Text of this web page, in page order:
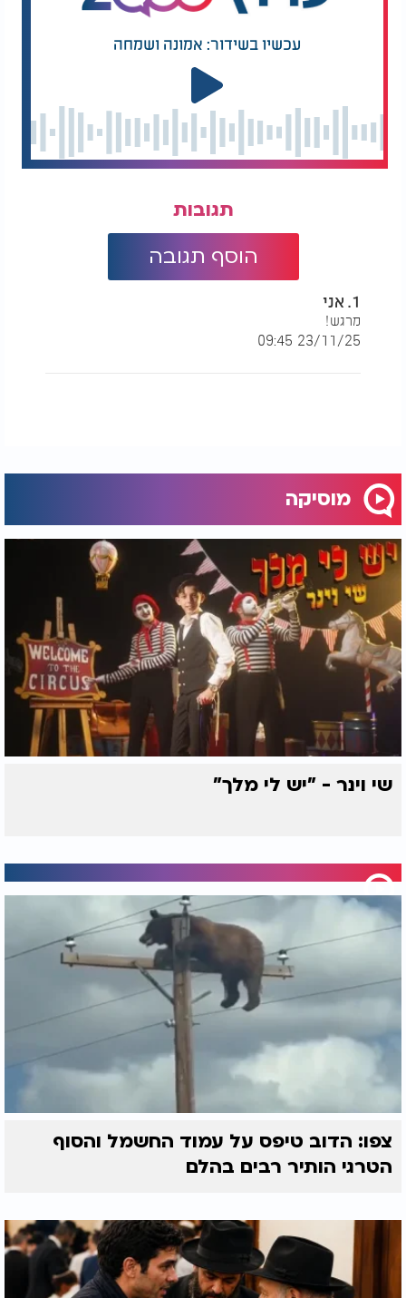
עכשיו בשידור: אמונה ושמחה
תגובות
הוסף תגובה
1. אני
מרגש!
23/11/25 09:45
מוסיקה
שי וינר - "יש לי מלך"
צפו: הדוב טיפס על עמוד החשמל והסוף
הטרגי הותיר רבים בהלם